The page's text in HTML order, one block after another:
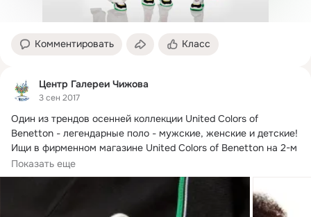
Комментировать Класс
Центр Галереи Чижова
3 сен 2017
Один из трендов осенней коллекции United Colors of
Benetton - легендарные поло - мужские, женские и детские!
Ищи в фирменном магазине United Colors of Benetton на 2-м
этаже Центра Галереи Чижова
Показать еще